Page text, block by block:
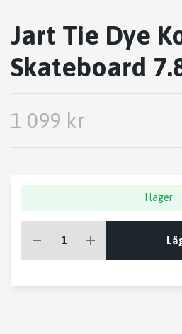
Jart Tie Dye
Skateboard
1 099 kr
I lager